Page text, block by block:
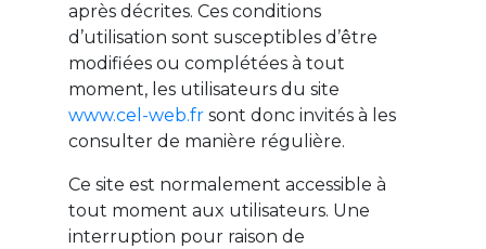
après décrites. Ces conditions
d’utilisation sont susceptibles d’être
modifiées ou complétées à tout
moment, les utilisateurs du site
www.cel-web.fr sont donc invités à les
consulter de manière régulière.
Ce site est normalement accessible à
tout moment aux utilisateurs. Une
interruption pour raison de